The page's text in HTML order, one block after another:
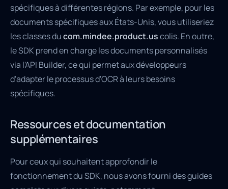
spécifiques à différentes régions. Par exemple, pour les
documents spécifiques aux États-Unis, vous utiliseriez
les classes ducom.mindee.product.uscolis. En outre,
le SDK prend en charge les documents personnalisés
via l'API Builder, ce qui permet aux développeurs
d'adapter le processus d'OCR à leurs besoins
spécifiques.
Ressources et documentation
supplémentaires
Pour ceux qui souhaitent approfondir le
fonctionnement du SDK, nous avons fourni des guides